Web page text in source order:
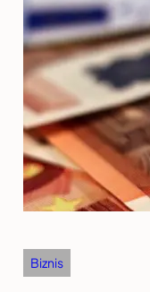
Biznis